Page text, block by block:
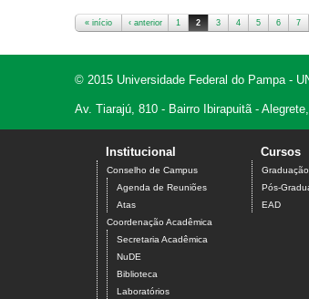
« início ‹ anterior 1 2 3 4 5 6 7
© 2015 Universidade Federal do Pampa -
Av. Tiarajú, 810 - Bairro Ibirapuitã -
Institucional
Conselho de Campus
Agenda de Reuniões
Atas
Coordenação Acadêmica
Secretaria Acadêmica
NuDE
Biblioteca
Laboratórios
Cursos
Graduação
Pós-
EAD